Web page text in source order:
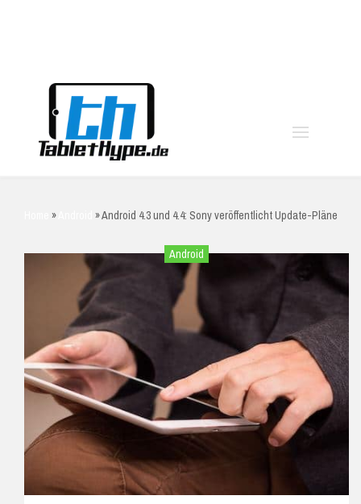
» »Android 4.3 und 4.4: Sony veröffentlicht Update-Pläne
Android